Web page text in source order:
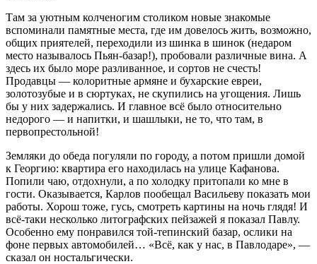
Там за уютным колченогим столиком новые знакомые
вспоминали памятные места, где им довелось жить, возможно,
общих приятелей, переходили из шинка в шинок (недаром
место называлось Пьян-базар!), пробовали различные вина. А
здесь их было море разливанное, и сортов не счесть!
Продавцы — колоритные армяне и бухарские евреи,
золотозубые и в сюртуках, не скупились на угощения. Лишь
бы у них задержались. И главное всё было относительно
недорого — и напитки, и шашлыки, не то, что там, в
первопрестольной!
Земляки до обеда погуляли по городу, а потом пришли домой
к Георгию: квартира его находилась на улице Кафанова.
Попили чаю, отдохнули, а по холодку притопали ко мне в
гости. Оказывается, Карлов пообещал Васильеву показать мои
работы. Хорош тоже, гусь, смотреть картины на ночь глядя! И
всё-таки несколько литографских пейзажей я показал Павлу.
Особенно ему понравился той-тепинский базар, ослики на
фоне первых автомобилей… «Всё, как у нас, в Павлодаре», —
сказал он ностальгически.